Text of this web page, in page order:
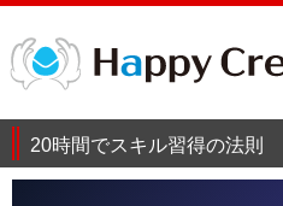
20時間でスキル習得の法則